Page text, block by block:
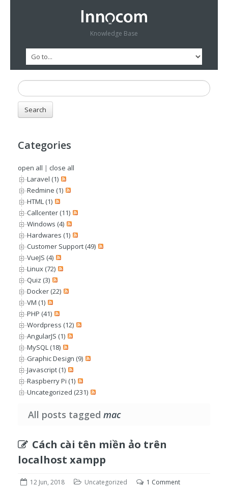
Knowledge Base
Categories
open all | close all
Laravel (1)
Redmine (1)
HTML (1)
Callcenter (11)
Windows (4)
Hardwares (1)
Customer Support (49)
VueJS (4)
Linux (72)
Quiz (3)
Docker (22)
VM (1)
PHP (41)
Wordpress (12)
AngularJS (1)
MySQL (18)
Graphic Design (9)
Javascript (1)
Raspberry Pi (1)
Uncategorized (231)
All posts tagged mac
Cách cài tên miền ảo trên
localhost xampp
12 Jun, 2018 Uncategorized
1 Comment